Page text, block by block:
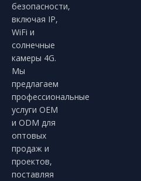
безопасности,
включая IP,
WiFi и
солнечные
камеры 4G.
Мы
предлагаем
профессиональные
услуги OEM
и ODM для
оптовых
продаж и
проектов,
поставляя